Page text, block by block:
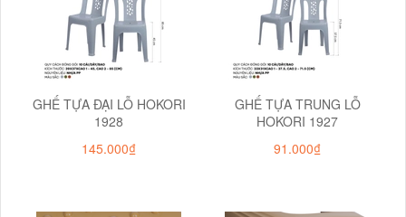
GHẾ TỰA ĐẠI LỖ HOKORI
1928
145.000₫
GHẾ TỰA TRUNG LỖ
HOKORI 1927
91.000₫